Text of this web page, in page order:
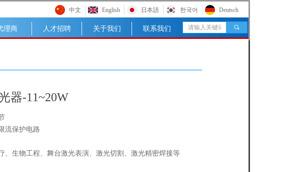
끠
理商 人才招聘 关于我们 联系我们
中文 English 日本語 한국어 Deutsch
器-11~20W
流保护电路
、生物工程、舞台激光表演、激光切割、激光精密焊接等